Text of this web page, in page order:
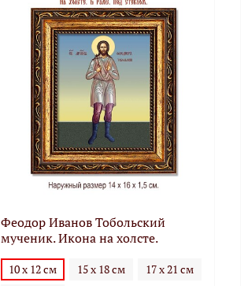
Феодор Иванов Тобольский
мученик. Икона на холсте.
10 х 12 см 15 х 18 см
17 х 21 см